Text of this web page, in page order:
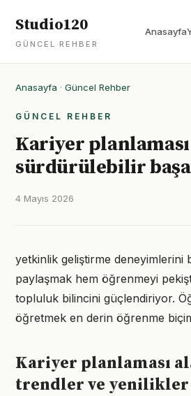
Studio120
GÜNCEL REHBER
Anasayfa
Anasayfa · Güncel Rehber
GÜNCEL REHBER
Kariyer
sürdürülebilir
4 Mayıs 2026
yetkinlik geliştirme deneyimlerini
paylaşmak hem öğrenmeyi
topluluk bilincini güçlendiriyor.
öğretmek en derin öğrenme
Kariyer planlaması
trendler ve yenilikler